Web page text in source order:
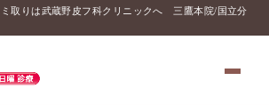
ミ取りは武蔵野皮フ科クリニックへ 三鷹本院/国立分